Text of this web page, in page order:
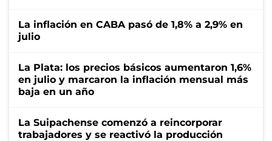
La inflación en CABA pasó de 1,8% a 2,9% en
julio
La Plata: los precios básicos aumentaron 1,6%
en julio y marcaron la inflación mensual más
baja en un año
La Suipachense comenzó a reincorporar
trabajadores y se reactivó la producción